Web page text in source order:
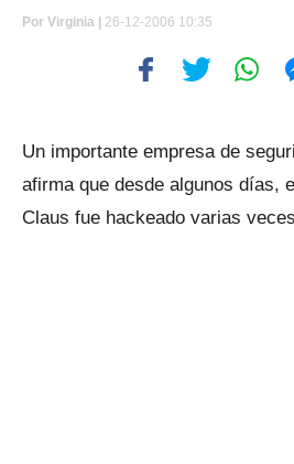
Por Virginia | 26-12-2006 10:35
Un importante empresa de
afirma que desde algunos días,
Claus fue hackeado varias